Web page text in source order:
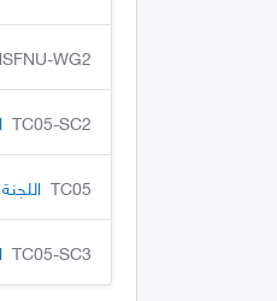
WG2
TC05-SC2
TC05
TC05-SC3